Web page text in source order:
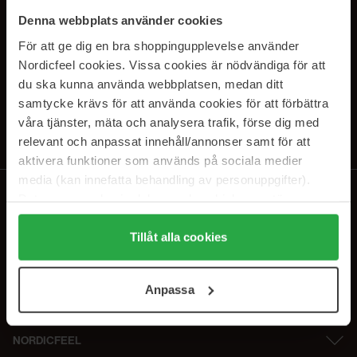
Denna webbplats använder cookies
För att ge dig en bra shoppingupplevelse använder
Nordicfeel cookies. Vissa cookies är nödvändiga för att
du ska kunna använda webbplatsen, medan ditt
samtycke krävs för att använda cookies för att förbättra
våra tjänster, mäta och analysera trafik, förse dig med
relevant och anpassat innehåll/annonser samt för att
aktivera funktioner som används på sociala medier
media (kan innefatta behandling av personuppgifter).
Genom att trycka på "Tillåt alla cookies" accepterar du
alla cookies, medan du under "Detaljer" kan anpassa
användningen av cookies. Du kan när som helst återkalla
samt vår Integritetspolicy.
Tillåt alla cookies
Anpassa
PRENUMERERA PÅ VÅRA
NYHETSBREV
E-postadress
Genom att prenumerera accepterar du vårIntegritetspolicy.
NORDICFEEL